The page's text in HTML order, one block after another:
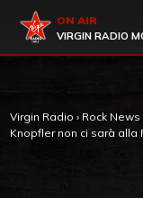
Virgin Radio
ON AIR
VIRGIN RADIO
Virgin Radio › Rock News
Knopfler non ci sarà alla